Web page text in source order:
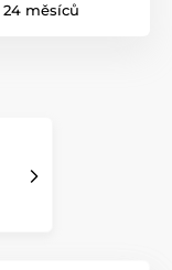
24 měsíců